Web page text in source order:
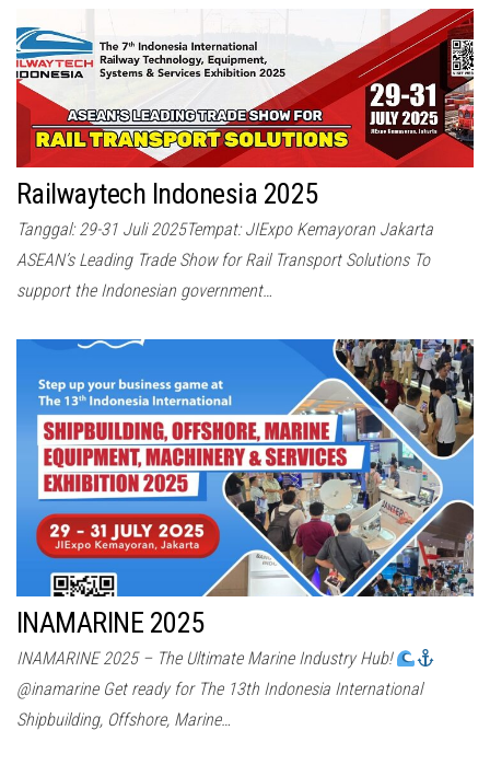
Railwaytech Indonesia 2025
Tanggal: 29-31 Juli 2025Tempat: JIExpo Kemayoran Jakarta
ASEAN’s Leading Trade Show for Rail Transport Solutions To
support the Indonesian government…
INAMARINE 2025
INAMARINE 2025 – The Ultimate Marine Industry Hub!
@inamarine Get ready for The 13th Indonesia International
Shipbuilding, Offshore, Marine…